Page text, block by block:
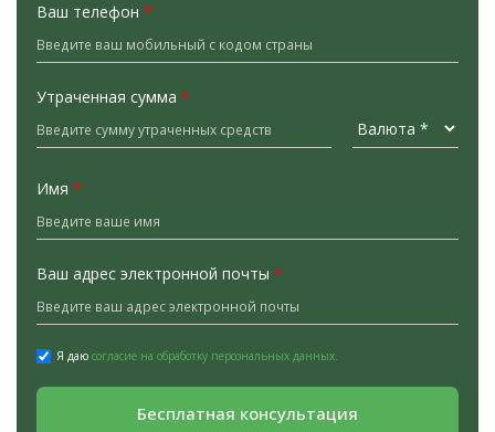
Ваш телефон *
Утраченная сумма *
Имя *
Ваш адрес электронной почты *
Я даю согласие на обработку персональных данных.
Бесплатная консультация